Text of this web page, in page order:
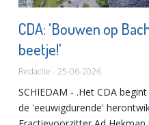
CDA: 'Bouwen op
beetje!'
Redactie - 25-06-2026
SCHIEDAM - .Het CDA
de 'eeuwigdurende'